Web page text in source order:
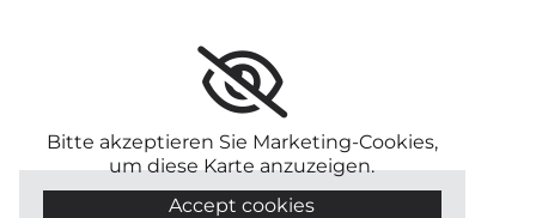
Bitte akzeptieren Sie Marketing-Cookies,
um diese Karte anzuzeigen.
Accept cookies